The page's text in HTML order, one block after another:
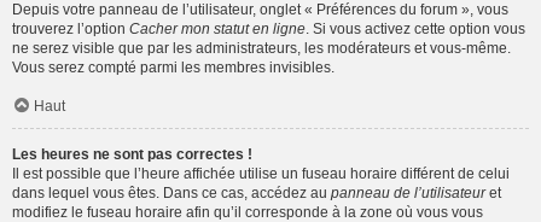
Depuis votre panneau de l’utilisateur, onglet « Préférences du forum », vous
trouverez l’option Cacher mon statut en ligne. Si vous activez cette option vous
ne serez visible que par les administrateurs, les modérateurs et vous-même.
Vous serez compté parmi les membres invisibles.
Haut
Les heures ne sont pas correctes !
Il est possible que l’heure affichée utilise un fuseau horaire différent de celui
dans lequel vous êtes. Dans ce cas, accédez au panneau de l’utilisateuret
modifiez le fuseau horaire afin qu’il corresponde à la zone où vous vous